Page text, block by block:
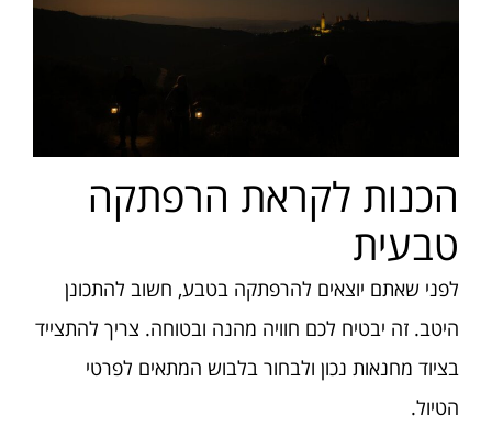
הכנות לקראת הרפתקה
טבעית
לפני שאתם יוצאים להרפתקה בטבע, חשוב להתכונן
היטב. זה יבטיח לכם חוויה מהנה ובטוחה. צריך להתצייד
בציוד מחנאות נכון ולבחור בלבוש המתאים לפרטי
הטיול.